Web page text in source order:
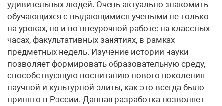
удивительных людей. Очень актуально знакомить
обучающихся с выдающимися учеными не только
на уроках, но и во внеурочной работе: на классных
часах, факультативных занятиях, в рамках
предметных недель. Изучение истории науки
позволяет формировать образовательную среду,
способствующую воспитанию нового поколения
научной и культурной элиты, как это всегда было
принято в России. Данная разработка позволяет